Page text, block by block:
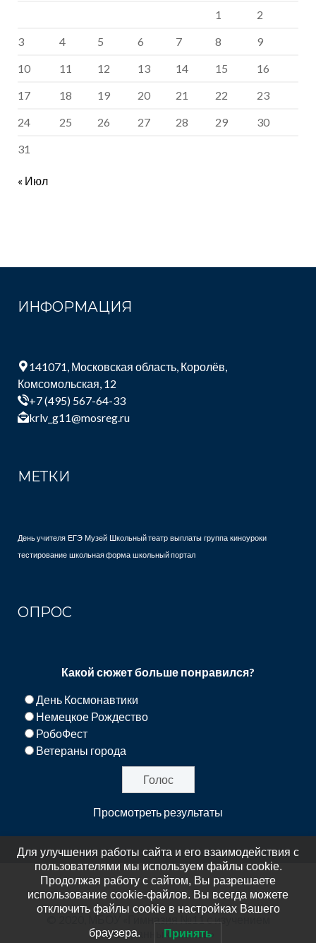
1
2
3
4 5 6 7 8
9
10
11 12 13 14 15
16
17
18 19 20 21 22
23
24
25 26 27 28 29
30
31
« Июл
ИНФОРМАЦИЯ
141071, Московская область, Королёв,
Комсомольская, 12
+7 (495) 567-64-33
krlv_g11@mosreg.ru
МЕТКИ
День учителя ЕГЭ Музей Школьный театр выплаты группа киноуроки
тестирование школьная форма школьный портал
ОПРОС
Какой сюжет больше понравился?
День Космонавтики
Немецкое Рождество
РобоФест
Ветераны города
Просмотреть результаты
© 2020, МБОУ «Гимназия №11 с изучением
иностранных языков»
Для улучшения работы сайта и его взаимодействия с
пользователями мы используем файлы cookie.
Продолжая работу с сайтом, Вы разрешаете
использование cookie-файлов. Вы всегда можете
отключить файлы cookie в настройках Вашего
браузера. Принять